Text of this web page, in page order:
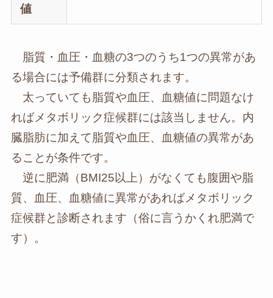
値
脂質・血圧・血糖の3つのうち1つの異常があ
る場合には予備群に分類されます。
太っていても脂質や血圧、血糖値に問題なけ
ればメタボリック症候群には該当しません。内
臓脂肪に加えて脂質や血圧、血糖値の異常があ
ることが条件です。
逆に肥満（BMI25以上）がなくても腹囲や脂
質、血圧、血糖値に異常があればメタボリック
症候群と診断されます（俗に言うかくれ肥満で
す）。